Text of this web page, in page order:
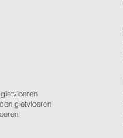
gietvloeren